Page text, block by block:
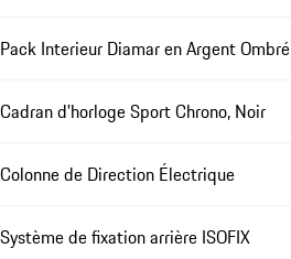
Pack Interieur Diamar en Argent Ombré
Cadran d'horloge Sport Chrono, Noir
Colonne de Direction Électrique
Système de fixation arrière ISOFIX